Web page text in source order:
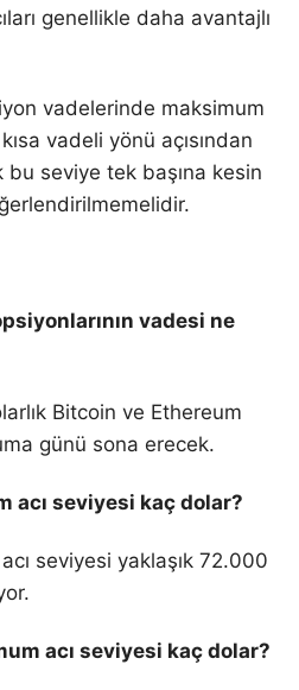
genellikle daha avantajlı
vadelerinde maksimum
vadeli yönü açısından
bu seviye tek başına kesin
vadesi ne
Bitcoin ve Ethereum
günü sona erecek.
acı seviyesi kaç dolar?
seviyesi yaklaşık 72.000
acı seviyesi kaç dolar?